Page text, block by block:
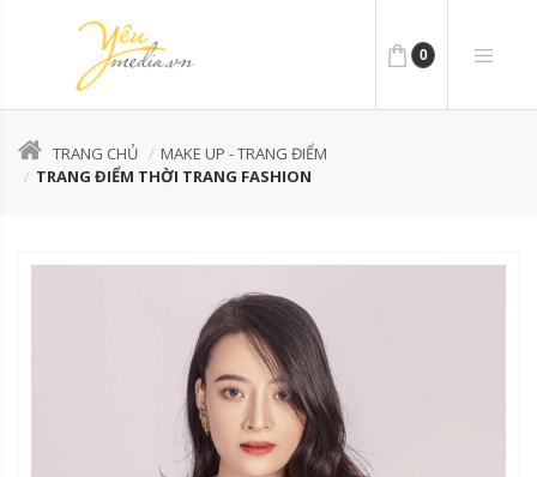
0
TRANG CHỦ
MAKE UP - TRANG ĐIỂM
TRANG ĐIỂM THỜI TRANG FASHION